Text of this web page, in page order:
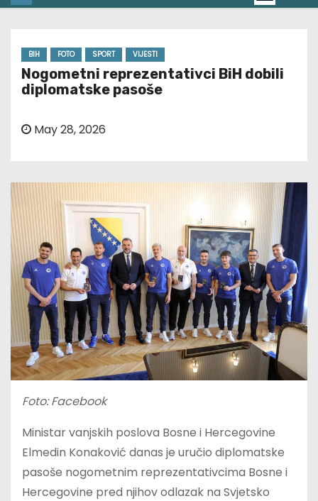
BIH FOTO SPORT VIJESTI
Nogometni reprezentativci BiH dobili
diplomatske pasoše
May 28, 2026
Foto: Facebook
Ministar vanjskih poslova Bosne i Hercegovine
Elmedin Konaković danas je uručio diplomatske
pasoše nogometnim reprezentativcima Bosne i
Hercegovine pred njihov odlazak na Svjetsko